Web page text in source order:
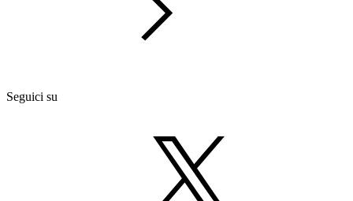
Seguici su